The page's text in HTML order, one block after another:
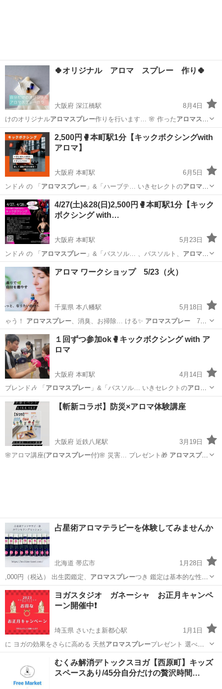
🍀オリジナル アロマ スプレー 作り🍀
大阪府 深江橋駅
8月4日
けのオリジナルアロマスプレー 作りを行います… 🌸 作った アロマスプ
レーはアルコールで… してオリジナルアロマスプレーを作ります。 …
析＋オリジナル
アロマスプレー(1本) 20…
大阪 大阪市 深江橋駅 その他 嗅覚
2,500円🥊本町駅1分【キックボクシングwith
アロマ】
大阪府 本町駅
6月5日
ンド🎶 の 「 アロマスプレー」&「ハーブテ… いきセレクトのアロマス
プレーでいい香りで身… 、バスソルト、アロマスプレーをご用意して
お… ハーブティー、アロマスプレー付き ※支払い…
大阪 大阪市 本町駅 その他 キックボクシング
4/27(土)&28(日)2,500円🥊本町駅1分【キック
ボクシング with…
大阪府 本町駅
5月23日
ンド🎶 の 「 アロマスプレー」&「バスソル… 、バスソルト、 アロマス
プレーなどをご用意し… 、バスソルト、アロマスプレー付き ※支払
い…
大阪 大阪市 その他 キックボクシング
アロマ ワークショップ 5/23（火）
千葉県 本八幡駅
5月18日
ゃう！ アロマスプレー、消臭、お掃除… ける✨ アロマスプレー700
円にて…
千葉 市川市 本八幡駅 アロマ アロマスプレー
１回ずつ参加ok🥊キックボクシング with ア
ロマ
大阪府 本町駅
4月14日
ブレンド🎶 「 アロマスプレー」&「バスソル… いきセレクトのアロマ
スプレーでいい香りで身… 、バスソルト、アロマスプレーをご用意し
てお…
大阪 大阪市 本町駅 空手/他格闘技 キックボクシング
【斬新コラボ】防災×アロマ体験講座
大阪府 近鉄八尾駅
3月19日
🌸アロマ講座(アロマスプレー 付)🌸 災害… プレゼント🎁 アロマスプレ
占星術アロマテラピーを体験してみませんか
北海道 帯広市
1月28日
,000円（税込） 出生図鑑定、 アロマスプレーつき 鑑定は基本的な性
質、過去現…
北海道 帯広市 その他 占星術
ヨガスタジオ ガネーシャ お正月キャンペ
ーン開催中❗️
埼玉県 さいたま新都心駅
1月1日
に ヨガの効果をさらに高める 天然アロマスプレープレゼント 選べる
香りは全5種類 …
さいたま市 さいたま新都心駅 その他 レッスン
むくみ解消デトックスヨガ【西原町】キッズ
スペースあり/45分自分だけの贅沢時間…